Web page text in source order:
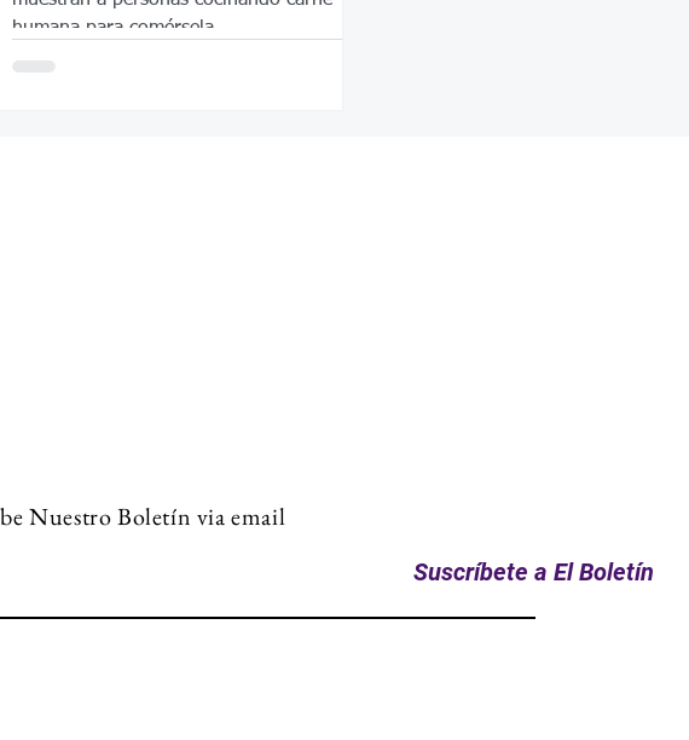
humana para comérsela.
Nuestro Boletín via email
Suscríbete a El Boletín